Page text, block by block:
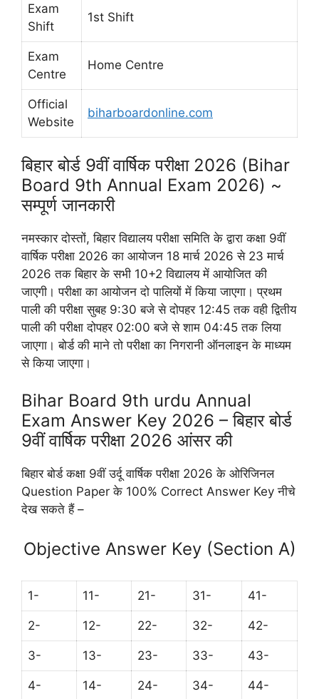
Exam
Shift
1st Shift
Exam
Centre
Home Centre
Official
Website
biharboardonline.com
बिहार बोर्ड 9वीं वार्षिक परीक्षा 2026 (Bihar
Board 9th Annual Exam 2026) ~
सम्पूर्ण जानकारी
नमस्कार दोस्तों, बिहार विद्यालय परीक्षा समिति के द्वारा कक्षा 9वीं
वार्षिक परीक्षा 2026 का आयोजन 18 मार्च 2026 से 23 मार्च
2026 तक बिहार के सभी 10+2 विद्यालय में आयोजित की
जाएगी। परीक्षा का आयोजन दो पालियों में किया जाएगा। प्रथम
पाली की परीक्षा सुबह 9:30 बजे से दोपहर 12:45 तक वही द्वितीय
पाली की परीक्षा दोपहर 02:00 बजे से शाम 04:45 तक लिया
जाएगा। बोर्ड की माने तो परीक्षा का निगरानी ऑनलाइन के माध्यम
से किया जाएगा।
Bihar Board 9th urdu Annual
Exam Answer Key 2026 – बिहार बोर्ड
9वीं वार्षिक परीक्षा 2026 आंसर की
बिहार बोर्ड कक्षा 9वीं उर्दू वार्षिक परीक्षा 2026 के ओरिजिनल
Question Paper के 100% Correct Answer Key नीचे
देख सकते हैं –
Objective Answer Key (Section A)
1- 11- 21- 31- 41-
2- 12- 22- 32- 42-
3- 13- 23- 33- 43-
4- 14- 24- 34- 44-